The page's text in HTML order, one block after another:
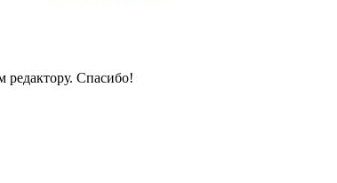
редактору. Спасибо!